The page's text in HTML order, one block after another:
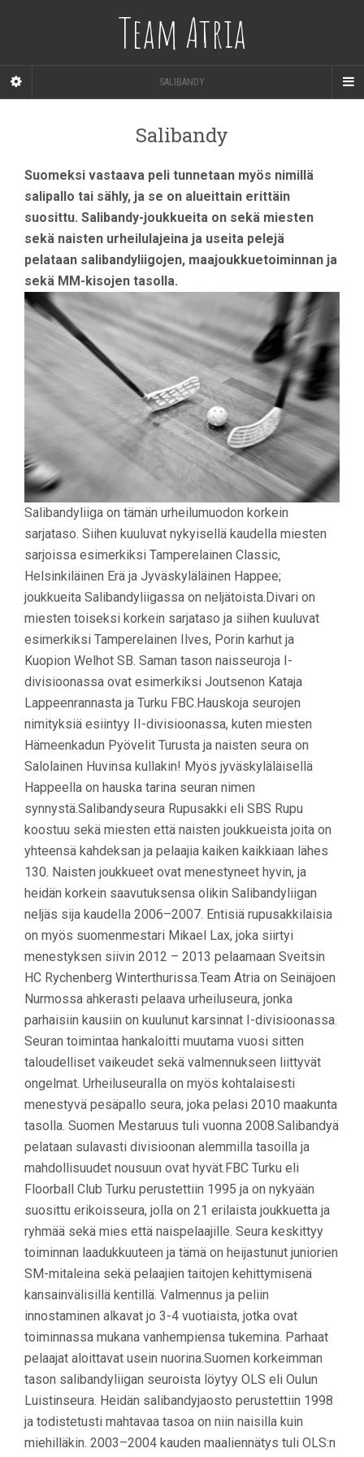
Team Atria
SALIBANDY
Salibandy
Suomeksi vastaava peli tunnetaan myös nimillä
salipallo tai sähly, ja se on alueittain erittäin
suosittu. Salibandy-joukkueita on sekä miesten
sekä naisten urheilulajeina ja useita pelejä
pelataan salibandyliigojen, maajoukkuetoiminnan ja
sekä MM-kisojen tasolla.
Salibandyliiga on tämän urheilumuodon korkein
sarjataso. Siihen kuuluvat nykyisellä kaudella miesten
sarjoissa esimerkiksi Tamperelainen Classic,
Helsinkiläinen Erä ja Jyväskyläläinen Happee;
joukkueita Salibandyliigassa on neljätoista.Divari on
miesten toiseksi korkein sarjataso ja siihen kuuluvat
esimerkiksi Tamperelainen Ilves, Porin karhut ja
Kuopion Welhot SB. Saman tason naisseuroja I-
divisioonassa ovat esimerkiksi Joutsenon Kataja
Lappeenrannasta ja Turku FBC.Hauskoja seurojen
nimityksiä esiintyy II-divisioonassa, kuten miesten
Hämeenkadun Pyövelit Turusta ja naisten seura on
Salolainen Huvinsa kullakin! Myös jyväskyläläisellä
Happeella on hauska tarina seuran nimen
synnystä.Salibandyseura Rupusakki eli SBS Rupu
koostuu sekä miesten että naisten joukkueista joita on
yhteensä kahdeksan ja pelaajia kaiken kaikkiaan lähes
130. Naisten joukkueet ovat menestyneet hyvin, ja
heidän korkein saavutuksensa olikin Salibandyliigan
neljäs sija kaudella 2006–2007. Entisiä rupusakkilaisia
on myös suomenmestari Mikael Lax, joka siirtyi
menestyksen siivin 2012 – 2013 pelaamaan Sveitsin
HC Rychenberg Winterthurissa.Team Atria on Seinäjoen
Nurmossa ahkerasti pelaava urheiluseura, jonka
parhaisiin kausiin on kuulunut karsinnat I-divisioonassa.
Seuran toimintaa hankaloitti muutama vuosi sitten
taloudelliset vaikeudet sekä valmennukseen liittyvät
ongelmat. Urheiluseuralla on myös kohtalaisesti
menestyvä pesäpallo seura, joka pelasi 2010 maakunta
tasolla. Suomen Mestaruus tuli vuonna 2008.Salibandyä
pelataan sulavasti divisioonan alemmilla tasoilla ja
mahdollisuudet nousuun ovat hyvät.FBC Turku eli
Floorball Club Turku perustettiin 1995 ja on nykyään
suosittu erikoisseura, jolla on 21 erilaista joukkuetta ja
ryhmää sekä mies että naispelaajille. Seura keskittyy
toiminnan laadukkuuteen ja tämä on heijastunut juniorien
SM-mitaleina sekä pelaajien taitojen kehittymisenä
kansainvälisillä kentillä. Valmennus ja peliin
innostaminen alkavat jo 3-4 vuotiaista, jotka ovat
toiminnassa mukana vanhempiensa tukemina. Parhaat
pelaajat aloittavat usein nuorina.Suomen korkeimman
tason salibandyliigan seuroista löytyy OLS eli Oulun
Luistinseura. Heidän salibandyjaosto perustettiin 1998
ja todistetusti mahtavaa tasoa on niin naisilla kuin
miehilläkin. 2003–2004 kauden maaliennätys tuli OLS:n